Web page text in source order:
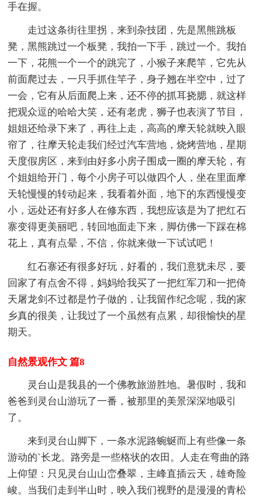
手在握。
走过这条街往里拐，来到杂技团，先是黑熊跳板
凳，黑熊跳过一个板凳，我拍一下手，跳过一个。我拍
一下，花熊一个一个的跳完了，小猴子来爬竿，它先从
前面爬过去，一只手抓住竿子，身子翘在半空中，过了
一会，它有从后面爬上来，还不停的抓耳挠腮，就这样
把观众逗的哈哈大笑，还有老虎，狮子也表演了节目，
姐姐还给录下来了，再往上走，高高的摩天轮就映入眼
帘了，往摩天轮走我们经过汽车营地，烧烤营地，星期
天度假房区，来到由好多小房子围成一圈的摩天轮，有
个姐姐给开门，每个小房子可以做四个人，坐在里面摩
天轮慢慢的转动起来，我看着外面，地下的东西慢慢变
小，远处还有好多人在修东西，我想应该是为了把红石
寨变得更美丽吧，转回地面走下来，脚仿佛一下踩在棉
花上，真有点晕，不信，你就来做一下试试吧！
红石寨还有很多好玩，好看的，我们意犹未尽，要
回家了有点舍不得，妈妈给我买了一把红军刀和一把倚
天屠龙剑不过都是竹子做的，让我留作纪念呢，我的家
乡真的很美，让我过了一个虽然有点累，却很愉快的星
期天。
自然景观作文 篇8
灵台山是我县的一个佛教旅游胜地。暑假时，我和
爸爸到灵台山游玩了一番，被那里的美景深深地吸引
了。
来到灵台山脚下，一条水泥路蜿蜒而上有些像一条
游动的`长龙。路旁是一些格状的农田。人走在弯曲的路
上仰望：只见灵台山山峦叠翠，主峰直插云天，雄奇险
峻。当我们走到半山时，映入我们视野的是漫漫的青松